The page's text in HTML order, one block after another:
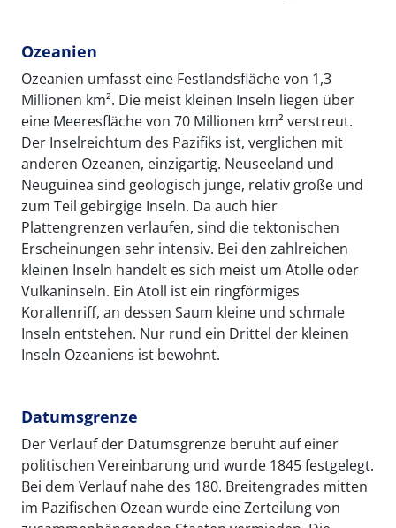
Ozeanien
Ozeanien umfasst eine Festlandsfläche von 1,3
Millionen km². Die meist kleinen Inseln liegen über
eine Meeresfläche von 70 Millionen km² verstreut.
Der Inselreichtum des Pazifiks ist, verglichen mit
anderen Ozeanen, einzigartig. Neuseeland und
Neuguinea sind geologisch junge, relativ große und
zum Teil gebirgige Inseln. Da auch hier
Plattengrenzen verlaufen, sind die tektonischen
Erscheinungen sehr intensiv. Bei den zahlreichen
kleinen Inseln handelt es sich meist um Atolle oder
Vulkaninseln. Ein Atoll ist ein ringförmiges
Korallenriff, an dessen Saum kleine und schmale
Inseln entstehen. Nur rund ein Drittel der kleinen
Inseln Ozeaniens ist bewohnt.
Datumsgrenze
Der Verlauf der Datumsgrenze beruht auf einer
politischen Vereinbarung und wurde 1845 festgelegt.
Bei dem Verlauf nahe des 180. Breitengrades mitten
im Pazifischen Ozean wurde eine Zerteilung von